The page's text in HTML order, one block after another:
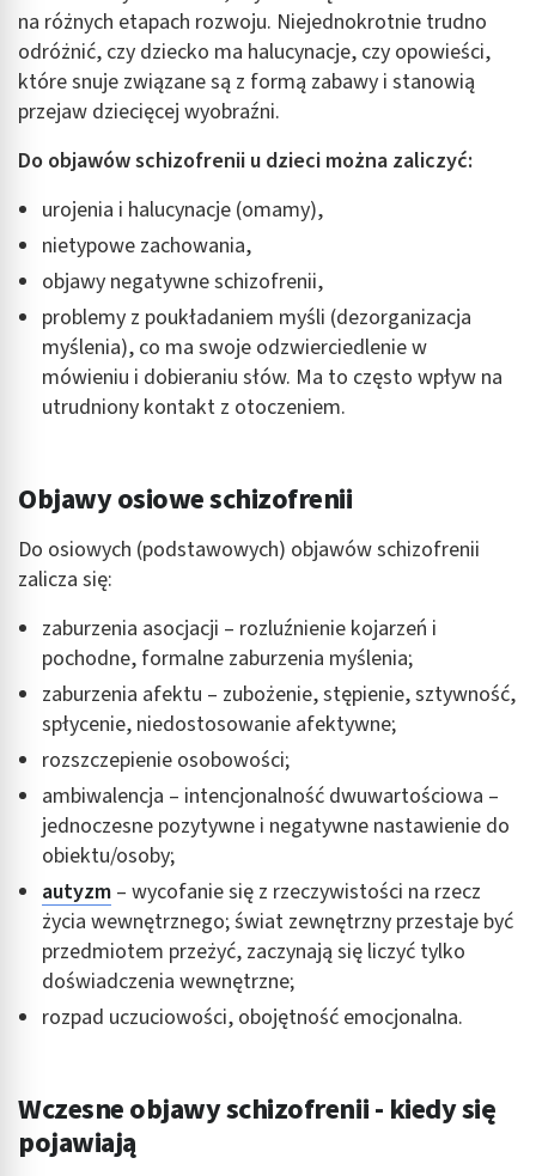
na różnych etapach rozwoju. Niejednokrotnie trudno
odróżnić, czy dziecko ma halucynacje, czy opowieści,
które snuje związane są z formą zabawy i stanowią
przejaw dziecięcej wyobraźni.
Do objawów schizofrenii u dzieci można zaliczyć:
urojenia i halucynacje (omamy),
nietypowe zachowania,
objawy negatywne schizofrenii,
problemy z poukładaniem myśli (dezorganizacja
myślenia), co ma swoje odzwierciedlenie w
mówieniu i dobieraniu słów. Ma to często wpływ na
utrudniony kontakt z otoczeniem.
Objawy osiowe schizofrenii
Do osiowych (podstawowych) objawów schizofrenii
zalicza się:
zaburzenia asocjacji – rozluźnienie kojarzeń i
pochodne, formalne zaburzenia myślenia;
zaburzenia afektu – zubożenie, stępienie, sztywność,
spłycenie, niedostosowanie afektywne;
rozszczepienie osobowości;
ambiwalencja – intencjonalność dwuwartościowa –
jednoczesne pozytywne i negatywne nastawienie do
obiektu/osoby;
autyzm – wycofanie się z rzeczywistości na rzecz
życia wewnętrznego; świat zewnętrzny przestaje być
przedmiotem przeżyć, zaczynają się liczyć tylko
doświadczenia wewnętrzne;
rozpad uczuciowości, obojętność emocjonalna.
Wczesne objawy schizofrenii - kiedy się
pojawiają